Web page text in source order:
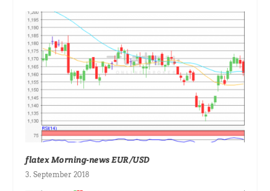
flatex Morning-news EUR/USD
3. September 2018